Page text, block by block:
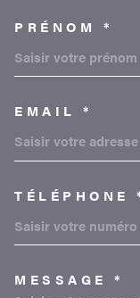
PRÉNOM *
EMAIL *
TÉLÉPHONE
MESSAGE *